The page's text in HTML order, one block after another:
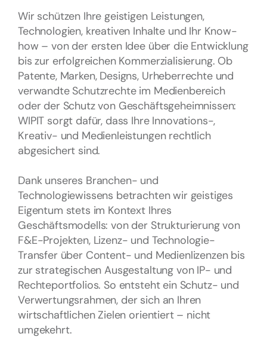
Wir schützen Ihre geistigen Leistungen,
Technologien, kreativen Inhalte und Ihr Know-
how – von der ersten Idee über die Entwicklung
bis zur erfolgreichen Kommerzialisierung. Ob
Patente, Marken, Designs, Urheberrechte und
verwandte Schutzrechte im Medienbereich
oder der Schutz von Geschäftsgeheimnissen:
WIPIT sorgt dafür, dass Ihre Innovations-,
Kreativ- und Medienleistungen rechtlich
abgesichert sind.
Dank unseres Branchen- und
Technologiewissens betrachten wir geistiges
Eigentum stets im Kontext Ihres
Geschäftsmodells: von der Strukturierung von
F&E-Projekten, Lizenz- und Technologie-
Transfer über Content- und Medienlizenzen bis
zur strategischen Ausgestaltung von IP- und
Rechteportfolios. So entsteht ein Schutz- und
Verwertungsrahmen, der sich an Ihren
wirtschaftlichen Zielen orientiert – nicht
umgekehrt.